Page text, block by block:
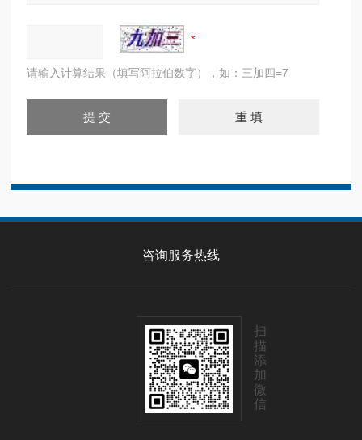
请输入计算结果（填写阿拉伯数字），如：三加四=7
咨询服务热线
扫
描
添
加
微
信